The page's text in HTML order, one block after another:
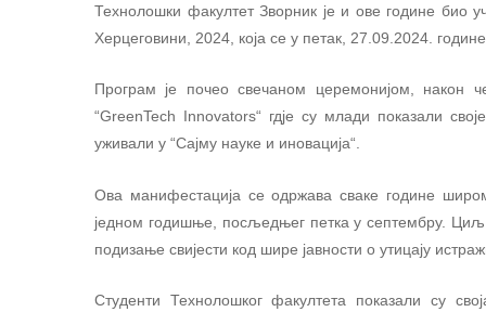
Технолошки факултет Зворник је и ове године био
Херцеговини, 2024, која се у петак, 27.09.2024.
Програм је почео свечаном церемонијом, након
“GreenTech Innovators“ гдје су млади показали
уживали у “Сајму науке и иновација“.
Ова манифестација се одржава сваке године
једном годишње, посљедњег петка у септембру.
подизање свијести код шире јавности о утицају
Студенти Технолошког факултета показали су